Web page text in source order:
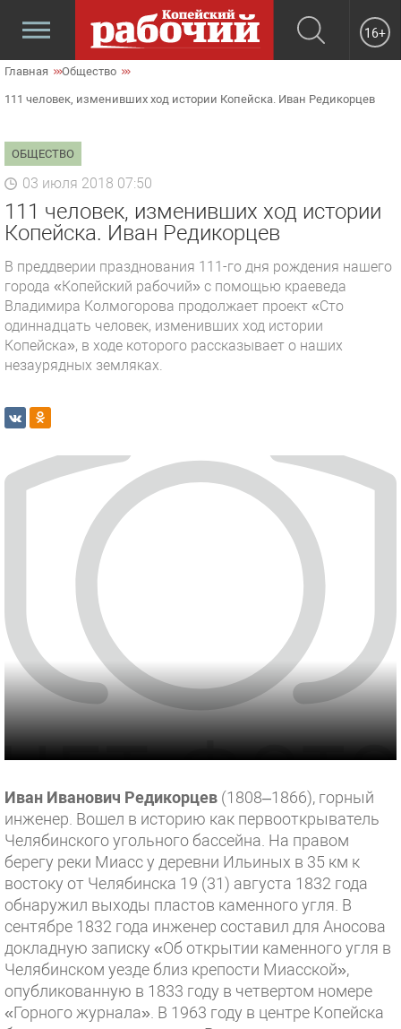
16+
Главная Общество
111 человек, изменивших ход истории Копейска. Иван Редикорцев
ОБЩЕСТВО
03 июля 2018 07:50
111 человек, изменивших ход истории
Копейска. Иван Редикорцев
В преддверии празднования 111-го дня рождения нашего
города «Копейский рабочий» с помощью краеведа
Владимира Колмогорова продолжает проект «Сто
одиннадцать человек, изменивших ход истории
Копейска», в ходе которого рассказывает о наших
незаурядных земляках.
Иван Иванович Редикорцев (1808–1866), горный
инженер. Вошел в историю как первооткрыватель
Челябинского угольного бассейна. На правом
берегу реки Миасс у деревни Ильиных в 35 км к
востоку от Челябинска 19 (31) августа 1832 года
обнаружил выходы пластов каменного угля. В
сентябре 1832 года инженер составил для Аносова
докладную записку «Об открытии каменного угля в
Челябинском уезде близ крепости Миасской»,
опубликованную в 1833 году в четвертом номере
«Горного журнала». В 1963 году в центре Копейска